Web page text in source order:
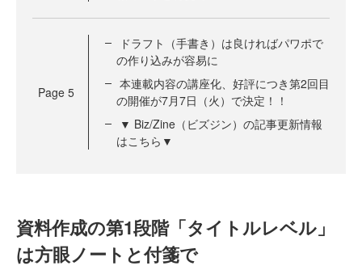
Page 5
ドラフト（手書き）は良ければパワポで
の作り込みが容易に
本連載内容の講座化、好評につき第2回目
の開催が7月7日（火）で決定！！
▼ Biz/Zine（ビズジン）の記事更新情報
はこちら▼
資料作成の第1段階「タイトルレベル」
は方眼ノートと付箋で